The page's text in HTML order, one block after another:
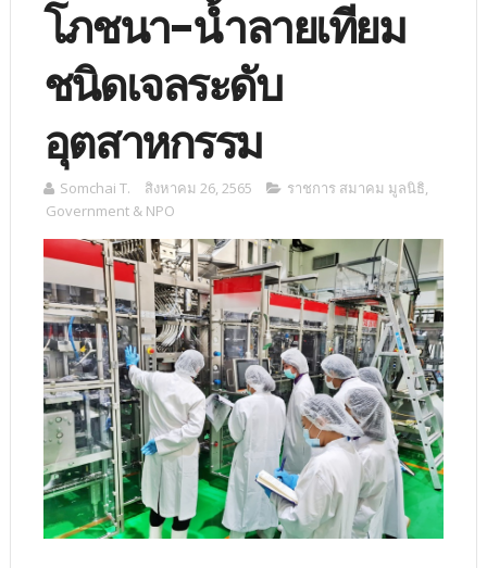
โภชนา-น้ำลายเทียม
ชนิดเจลระดับ
อุตสาหกรรม
Somchai T. สิงหาคม 26, 2565 ราชการ สมาคม มูลนิธิ,
Government & NPO